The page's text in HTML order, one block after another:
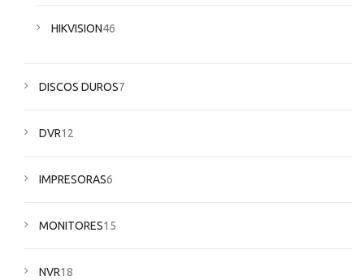
HIKVISION46
DISCOS DUROS7
DVR12
IMPRESORAS6
MONITORES15
NVR18